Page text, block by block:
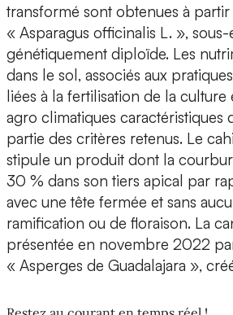
transformé sont obtenues à partir
« Asparagus officinalis L. », sous-
génétiquement diploïde. Les
dans le sol, associés aux
liées à la fertilisation de la culture
agro climatiques caractéristiques
partie des critères retenus. Le
stipule un produit dont la
30 % dans son tiers apical par
avec une tête fermée et sans
ramification ou de floraison. La
présentée en novembre 2022
« Asperges de Guadalajara »,